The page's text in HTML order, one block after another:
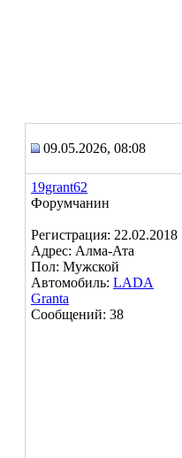
09.05.2026, 08:08
19grant62
Форумчанин
Регистрация: 22.02.2018
Адрес: Алма-Ата
Пол: Мужской
Автомобиль: LADA
Granta
Сообщений: 38